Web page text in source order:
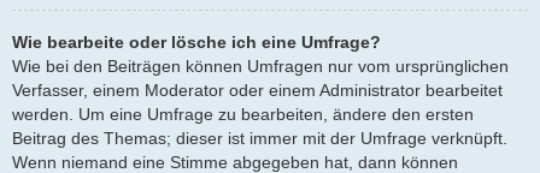
Wie bearbeite oder lösche ich eine Umfrage?
Wie bei den Beiträgen können Umfragen nur vom ursprünglichen
Verfasser, einem Moderator oder einem Administrator bearbeitet
werden. Um eine Umfrage zu bearbeiten, ändere den ersten
Beitrag des Themas; dieser ist immer mit der Umfrage verknüpft.
Wenn niemand eine Stimme abgegeben hat, dann können